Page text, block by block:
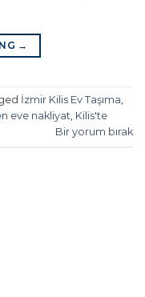
→
İzmir Kilis Ev Taşıma
eve nakliyat Kilis'te
Bir yorum bırak